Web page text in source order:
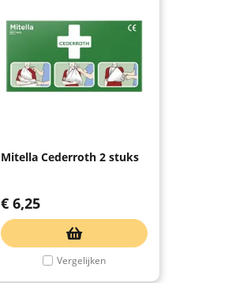
Mitella Cederroth 2 stuks
€ 6,25
Vergelijken